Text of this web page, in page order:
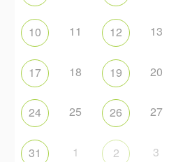
10 11 12 13
17 18 19 20
24 25 26 27
31 1 2 3